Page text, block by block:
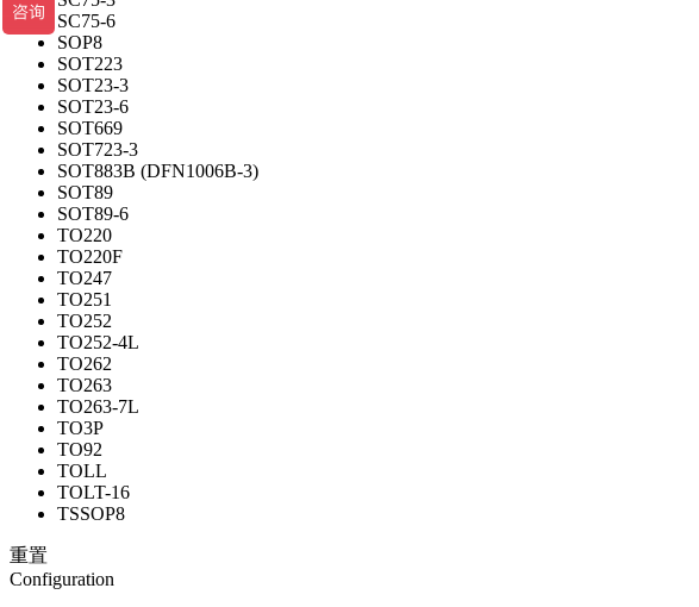
SC75-6
SOP8
SOT223
SOT23-3
SOT23-6
SOT669
SOT723-3
SOT883B (DFN1006B-3)
SOT89
SOT89-6
TO220
TO220F
TO247
TO251
TO252
TO252-4L
TO262
TO263
TO263-7L
TO3P
TO92
TOLL
TOLT-16
TSSOP8
重置
Configuration